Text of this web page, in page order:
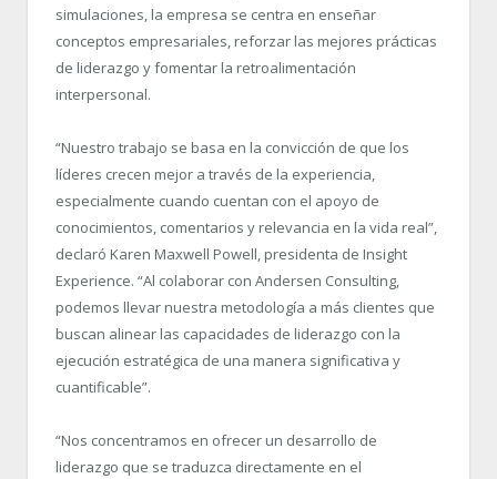
simulaciones, la empresa se centra en enseñar
conceptos empresariales, reforzar las mejores prácticas
de liderazgo y fomentar la retroalimentación
interpersonal.
“Nuestro trabajo se basa en la convicción de que los
líderes crecen mejor a través de la experiencia,
especialmente cuando cuentan con el apoyo de
conocimientos, comentarios y relevancia en la vida real”,
declaró Karen Maxwell Powell, presidenta de Insight
Experience. “Al colaborar con Andersen Consulting,
podemos llevar nuestra metodología a más clientes que
buscan alinear las capacidades de liderazgo con la
ejecución estratégica de una manera significativa y
cuantificable”.
“Nos concentramos en ofrecer un desarrollo de
liderazgo que se traduzca directamente en el